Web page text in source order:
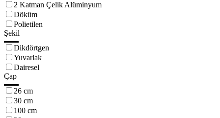
2 Katman Çelik Alüminyum
Döküm
Polietilen
Şekil
Dikdörtgen
Yuvarlak
Dairesel
Çap
26 cm
30 cm
100 cm